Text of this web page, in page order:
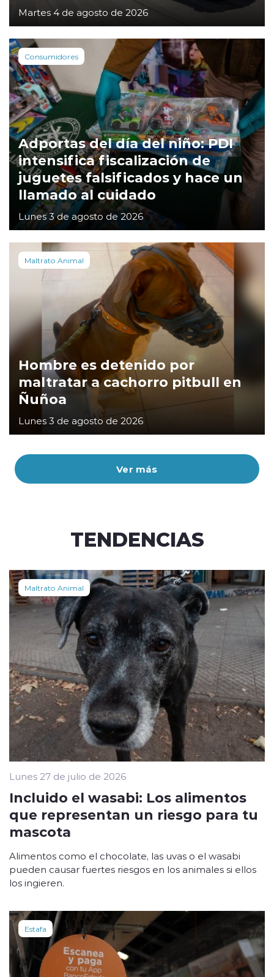
Ver más
Martes 4 de agosto de 2026
Consumidores
Adportas del día del niño: PDI
intensifica fiscalización de
juguetes falsificados y hace un
llamado al cuidado
Lunes 3 de agosto de 2026
Maltrato Animal
Hombre es detenido por
maltratar a cachorro pitbull en
Ñuñoa
Lunes 3 de agosto de 2026
TENDENCIAS
Maltrato Animal
Lunes 27 de julio de 2026
Incluido el wasabi: Los alimentos
que representan un riesgo para tu
mascota
Alimentos como el chocolate, las uvas o el wasabi
pueden causar fuertes riesgos en los animales si ellos
los ingieren.
Estafa